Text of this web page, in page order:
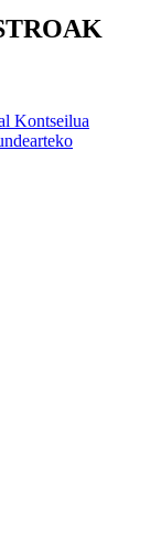
Kontseilua